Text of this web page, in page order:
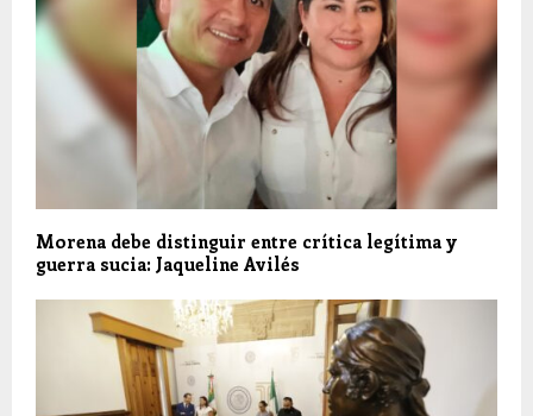
Morena debe distinguir entre crítica legítima y
guerra sucia: Jaqueline Avilés